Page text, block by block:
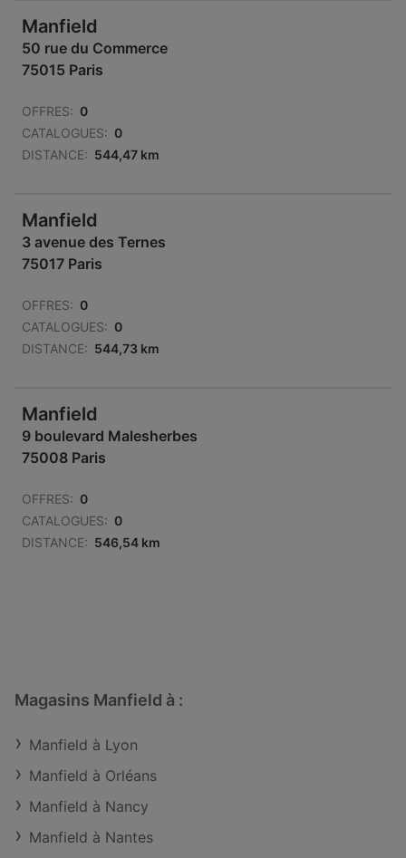
Manfield
50 rue du Commerce
75015 Paris
OFFRES: 0
CATALOGUES: 0
DISTANCE: 544,47 km
Manfield
3 avenue des Ternes
75017 Paris
OFFRES: 0
CATALOGUES: 0
DISTANCE: 544,73 km
Manfield
9 boulevard Malesherbes
75008 Paris
OFFRES: 0
CATALOGUES: 0
DISTANCE: 546,54 km
Magasins Manfield à :
Manfield à Lyon
Manfield à Orléans
Manfield à Nancy
Manfield à Nantes